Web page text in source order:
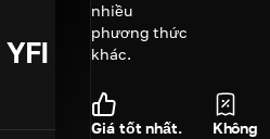
YFI
nhiều
phương thức
khác.
Giá tốt nhất.
Không